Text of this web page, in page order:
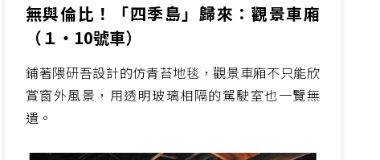
無與倫比！「四季島」歸來：觀景車廂
（１・10號車）
鋪著隈研吾設計的仿青苔地毯，觀景車廂不只能欣
賞窗外風景，用透明玻璃相隔的駕駛室也一覽無
遺。